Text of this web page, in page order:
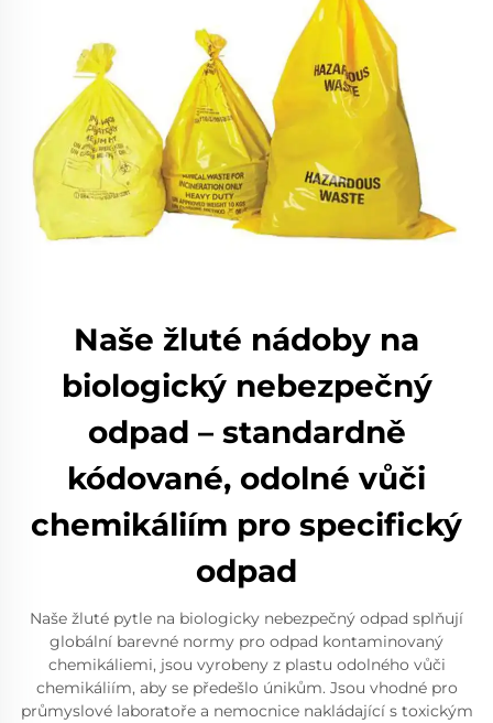
Naše žluté nádoby na
biologický nebezpečný
odpad – standardně
kódované, odolné vůči
chemikáliím pro specifický
odpad
Naše žluté pytle na biologicky nebezpečný odpad splňují
globální barevné normy pro odpad kontaminovaný
chemikáliemi, jsou vyrobeny z plastu odolného vůči
chemikáliím, aby se předešlo únikům. Jsou vhodné pro
průmyslové laboratoře a nemocnice nakládající s toxickým